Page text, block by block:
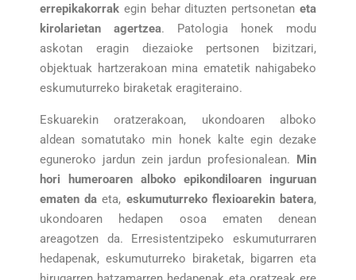
errepikakorrak egin behar dituzten pertsonetan eta
kirolarietan agertzea. Patologia honek modu
askotan eragin diezaioke pertsonen bizitzari,
objektuak hartzerakoan mina ematetik nahigabeko
eskumuturreko biraketak eragiteraino.
Eskuarekin oratzerakoan, ukondoaren alboko
aldean somatutako min honek kalte egin dezake
eguneroko jardun zein jardun profesionalean. Min
hori humeroaren alboko epikondiloaren inguruan
ematen da eta, eskumuturreko flexioarekin batera,
ukondoaren hedapen osoa ematen denean
areagotzen da. Erresistentzipeko eskumuturraren
hedapenak, eskumuturreko biraketak, bigarren eta